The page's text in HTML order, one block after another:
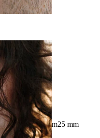
mm
mm19 mm22 mm25 mm